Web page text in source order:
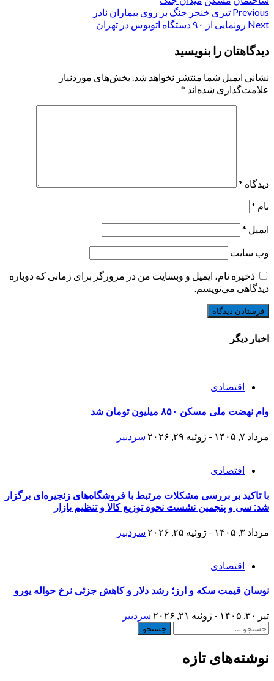
Post
navigation
Previous تیزی خنجر جنگ بر روی بیماران نادر
Next رونمایی از ۹۰ دستگاه اتوبوس در تهران
دیدگاهتان را بنویسید
نشانی ایمیل شما منتشر نخواهد شد. بخش‌های موردنیاز
علامت‌گذاری شده‌اند *
دیدگاه *
نام *
ایمیل *
وب‌ سایت
ذخیره نام، ایمیل و وبسایت من در مرورگر برای زمانی که دوباره
دیدگاهی می‌نویسم.
اخبار دیگر
اقتصادی
وام نهضت ملی مسکن ۸۵۰ میلیون تومان شد
مرداد ۷, ۱۴۰۵ - ژوئیه ۲۹, ۲۰۲۶ سردبیر
اقتصادی
با تاکید بر بررسی مشکلات مرتبط با فروشگاه‌های زنجیره‌ای برگزار
شد: سی و پنجمین نشست نحوه توزیع کالا و تنظیم بازار
مرداد ۳, ۱۴۰۵ - ژوئیه ۲۵, ۲۰۲۶ سردبیر
اقتصادی
نوسان قیمت سکه و ارز؛ رشد دلار و کاهش جزئی نرخ حواله یورو
تیر ۳۰, ۱۴۰۵ - ژوئیه ۲۱, ۲۰۲۶
سردبیر
جستجو
نوشته‌های تازه